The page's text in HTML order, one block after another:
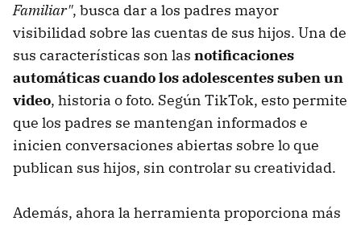
Familiar", busca dar a los padres mayor
visibilidad sobre las cuentas de sus hijos. Una de
sus características son las notificaciones
automáticas cuando los adolescentes suben un
video, historia o foto. Según TikTok, esto permite
que los padres se mantengan informados e
inicien conversaciones abiertas sobre lo que
publican sus hijos, sin controlar su creatividad.
Además, ahora la herramienta proporciona más